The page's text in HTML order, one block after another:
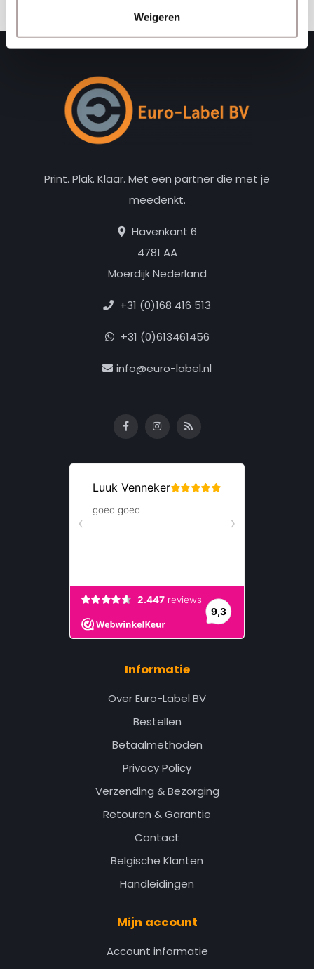
Weigeren
Print. Plak. Klaar. Met een partner die met je
meedenkt.
Havenkant 6
4781 AA
Moerdijk Nederland
+31 (0)168 416 513
+31 (0)613461456
info@euro-label.nl
Informatie
Over Euro-Label BV
Bestellen
Betaalmethoden
Privacy Policy
Verzending & Bezorging
Retouren & Garantie
Contact
Belgische Klanten
Handleidingen
Mijn account
Account informatie